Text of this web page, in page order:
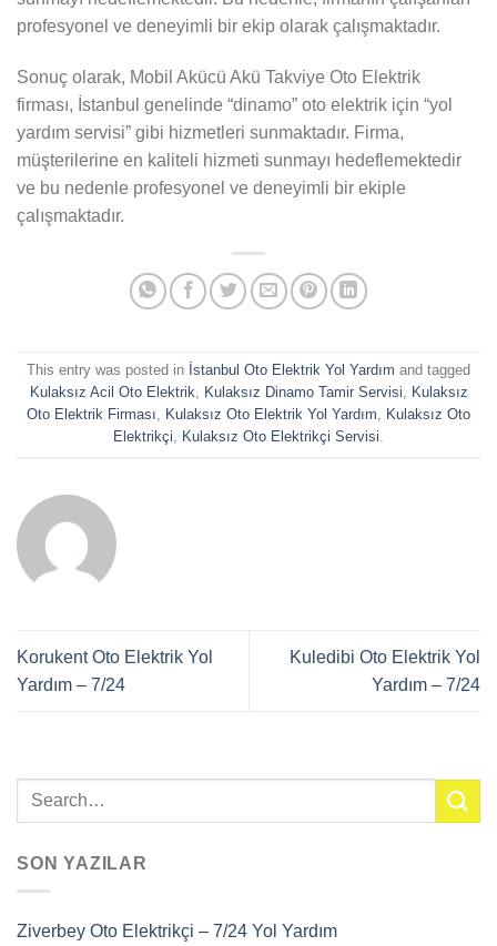
profesyonel ve deneyimli bir ekip olarak çalışmaktadır.
Sonuç olarak, Mobil Akücü Akü Takviye Oto Elektrik
firması, İstanbul genelinde “dinamo” oto elektrik için “yol
yardım servisi” gibi hizmetleri sunmaktadır. Firma,
müşterilerine en kaliteli hizmeti sunmayı hedeflemektedir
ve bu nedenle profesyonel ve deneyimli bir ekiple
çalışmaktadır.
This entry was posted in İstanbul Oto Elektrik Yol Yardım and tagged
Kulaksız Acil Oto Elektrik
Kulaksız Dinamo Tamir Servisi
Kulaksız
Oto Elektrik Firması
Kulaksız Oto Elektrik Yol Yardım
Kulaksız Oto
Elektrikçi
Kulaksız Oto Elektrikçi Servisi
Korukent Oto Elektrik Yol
Yardım – 7/24
Kuledibi Oto Elektrik Yol
Yardım – 7/24
SON YAZILAR
Ziverbey Oto Elektrikçi – 7/24 Yol Yardım